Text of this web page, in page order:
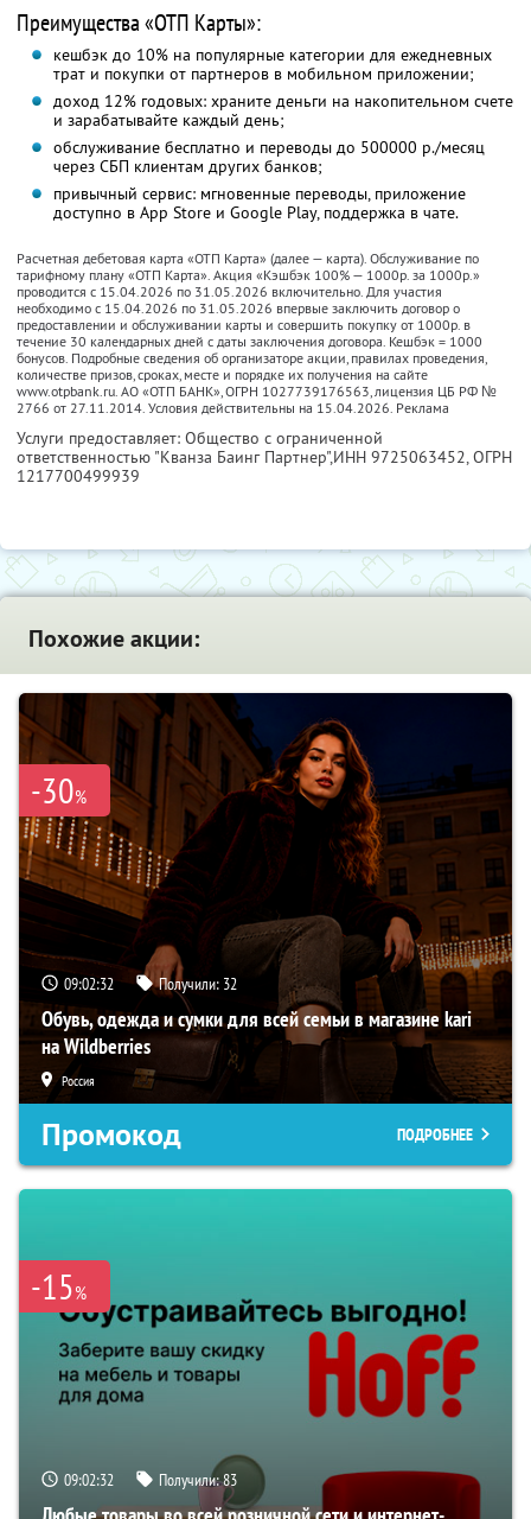
Преимущества «ОТП Карты»:
кешбэк до 10% на популярные категории для ежедневных
трат и покупки от партнеров в мобильном приложении;
доход 12% годовых: храните деньги на накопительном счете
и зарабатывайте каждый день;
обслуживание бесплатно и переводы до 500000 р./месяц
через СБП клиентам других банков;
привычный сервис: мгновенные переводы, приложение
доступно в App Store и Google Play, поддержка в чате.
Расчетная дебетовая карта «ОТП Карта» (далее — карта). Обслуживание по
тарифному плану «ОТП Карта». Акция «Кэшбэк 100% — 1000р. за 1000р.»
проводится с 15.04.2026 по 31.05.2026 включительно. Для участия
необходимо с 15.04.2026 по 31.05.2026 впервые заключить договор о
предоставлении и обслуживании карты и совершить покупку от 1000р. в
течение 30 календарных дней с даты заключения договора. Кешбэк = 1000
бонусов. Подробные сведения об организаторе акции, правилах проведения,
количестве призов, сроках, месте и порядке их получения на сайте
www.otpbank.ru. АО «ОТП БАНК», ОГРН 1027739176563, лицензия ЦБ РФ №
2766 от 27.11.2014. Условия действительны на 15.04.2026. Реклама
Услуги предоставляет: Общество с ограниченной
ответственностью "Кванза Баинг Партнер",ИНН 9725063452, ОГРН
1217700499939
Похожие акции:
-30%
09:02:31 Получили: 32
Обувь, одежда и сумки для всей семьи в магазине kari
на Wildberries
Россия
Промокод ПОДРОБНЕЕ
-15%
09:02:31 Получили:83